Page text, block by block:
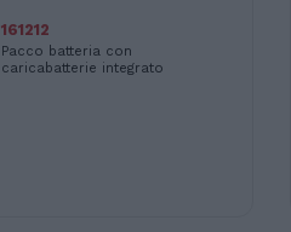
161212
Pacco batteria con
caricabatterie integrato